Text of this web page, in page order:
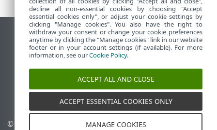
Asztali webhely megtekintése
End of Life
Az ESET tudásbázisa
ESET Fórum
ESET Status Portal
Regionális támogatás
© 1992 - 2026 ESET, spol. s
decline all non-essential cookies by choosing "Accept
essential cookies only", or adjust your cookie settings by
clicking "Manage cookies". You also have the right to
withdraw your consent or change your cookie preferences
anytime by clicking the "Manage cookies" link in our website
footer or in your account settings (if available). For more
information, see ourCookie Policy.
ACCEPT ALL AND CLOSE
ACCEPT ESSENTIAL COOKIES ONLY
MANAGE COOKIES